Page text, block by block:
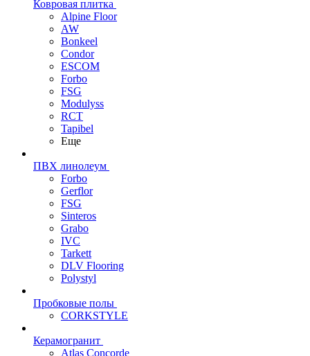
Ковровая плитка
Alpine Floor
AW
Bonkeel
Condor
ESCOM
Forbo
FSG
Modulyss
RCT
Tapibel
Еще
ПВХ линолеум
Forbo
Gerflor
FSG
Sinteros
Grabo
IVC
Tarkett
DLV Flooring
Polystyl
Пробковые полы
CORKSTYLE
Керамогранит
Atlas Concorde